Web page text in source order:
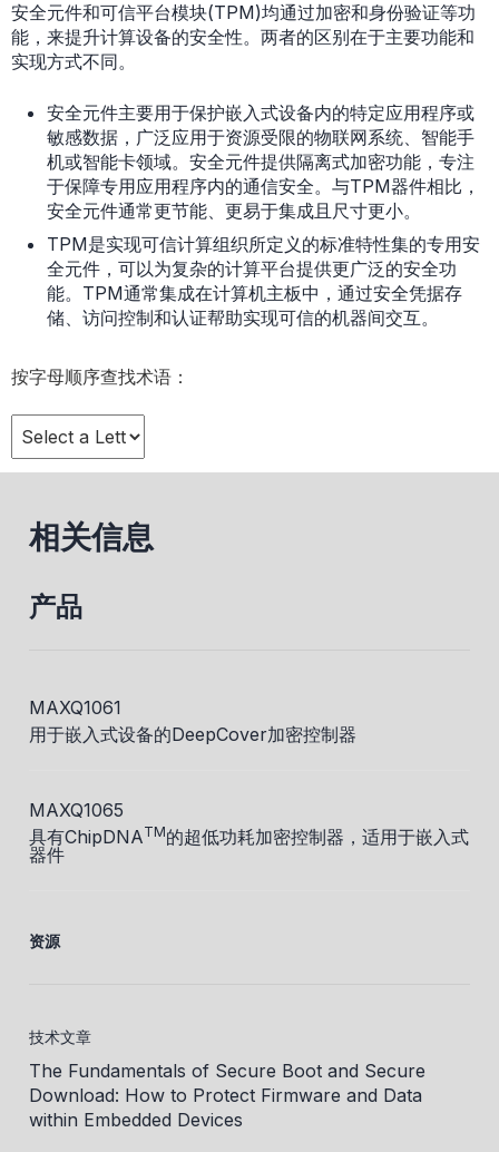
安全元件和可信平台模块(TPM)均通过加密和身份验证等功
能，来提升计算设备的安全性。两者的区别在于主要功能和
实现方式不同。
安全元件主要用于保护嵌入式设备内的特定应用程序或
敏感数据，广泛应用于资源受限的物联网系统、智能手
机或智能卡领域。安全元件提供隔离式加密功能，专注
于保障专用应用程序内的通信安全。与TPM器件相比，
安全元件通常更节能、更易于集成且尺寸更小。
TPM是实现可信计算组织所定义的标准特性集的专用安
全元件，可以为复杂的计算平台提供更广泛的安全功
能。TPM通常集成在计算机主板中，通过安全凭据存
储、访问控制和认证帮助实现可信的机器间交互。
按字母顺序查找术语：
相关信息
产品
MAXQ1061
用于嵌入式设备的DeepCover加密控制器
MAXQ1065
具有ChipDNATM的超低功耗加密控制器，适用于嵌入式
器件
资源
技术文章
The Fundamentals of Secure Boot and Secure
Download: How to Protect Firmware and Data
within Embedded Devices